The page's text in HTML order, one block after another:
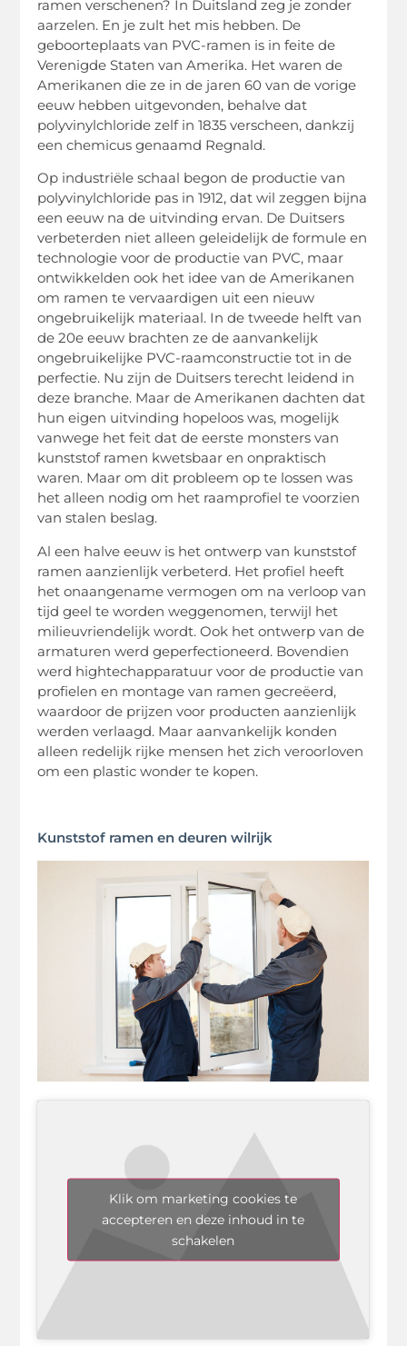
ramen verschenen? In Duitsland zeg je zonder
aarzelen. En je zult het mis hebben. De
geboorteplaats van PVC-ramen is in feite de
Verenigde Staten van Amerika. Het waren de
Amerikanen die ze in de jaren 60 van de vorige
eeuw hebben uitgevonden, behalve dat
polyvinylchloride zelf in 1835 verscheen, dankzij
een chemicus genaamd Regnald.
Op industriële schaal begon de productie van
polyvinylchloride pas in 1912, dat wil zeggen bijna
een eeuw na de uitvinding ervan. De Duitsers
verbeterden niet alleen geleidelijk de formule en
technologie voor de productie van PVC, maar
ontwikkelden ook het idee van de Amerikanen
om ramen te vervaardigen uit een nieuw
ongebruikelijk materiaal. In de tweede helft van
de 20e eeuw brachten ze de aanvankelijk
ongebruikelijke PVC-raamconstructie tot in de
perfectie. Nu zijn de Duitsers terecht leidend in
deze branche. Maar de Amerikanen dachten dat
hun eigen uitvinding hopeloos was, mogelijk
vanwege het feit dat de eerste monsters van
kunststof ramen kwetsbaar en onpraktisch
waren. Maar om dit probleem op te lossen was
het alleen nodig om het raamprofiel te voorzien
van stalen beslag.
Al een halve eeuw is het ontwerp van kunststof
ramen aanzienlijk verbeterd. Het profiel heeft
het onaangename vermogen om na verloop van
tijd geel te worden weggenomen, terwijl het
milieuvriendelijk wordt. Ook het ontwerp van de
armaturen werd geperfectioneerd. Bovendien
werd hightechapparatuur voor de productie van
profielen en montage van ramen gecreëerd,
waardoor de prijzen voor producten aanzienlijk
werden verlaagd. Maar aanvankelijk konden
alleen redelijk rijke mensen het zich veroorloven
om een ​​plastic wonder te kopen.
Kunststof ramen en deuren wilrijk
Klik om marketing cookies te
accepteren en deze inhoud in te
schakelen